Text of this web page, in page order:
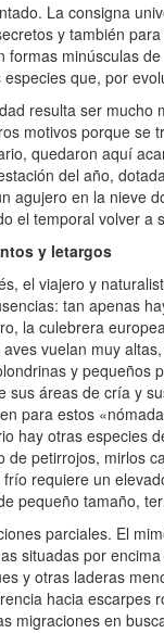
La consigna
y también
minúsculas
que, por
resulta ser mucho
motivos porque
quedaron aquí
del año,
agujero en la nieve
el temporal volver a
y letargos
el viajero y
tan apenas
la culebrera
vuelan muy
y pequeños
sus áreas de cría y
para estos
hay otras especies
de petirrojos, mirlos
requiere un
pequeño tamaño,
parciales. El
situadas por
y otras laderas
hacia escarpes
migraciones en